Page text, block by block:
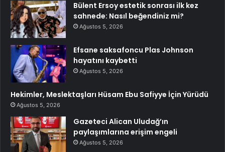
Bülent Ersoy estetik sonrası ilk kez
sahnede: Nasıl beğendiniz mi?
Ağustos 5, 2026
Efsane saksafoncu Plas Johnson
hayatını kaybetti
Ağustos 5, 2026
Hekimler, Meslektaşları Hüsam Ebu Safiyye İçin Yürüdü
Ağustos 5, 2026
Gazeteci Alican Uludağ’ın
paylaşımlarına erişim engeli
Ağustos 5, 2026